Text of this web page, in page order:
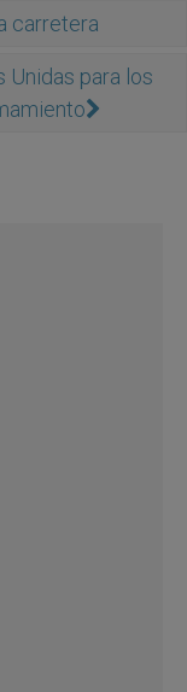
carretera
Unidas para los